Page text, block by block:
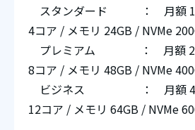
スタンダード ： 月額
4コア / メモリ 24GB / NVMe
プレミアム ： 月額
8コア / メモリ 48GB / NVMe
ビジネス ： 月額
12コア / メモリ 64GB / NVMe